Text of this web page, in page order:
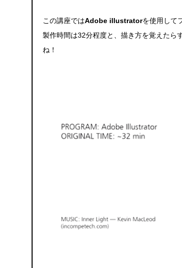
この講座ではAdobe illustratorを使用して
製作時間は32分程度と、描き方を覚えたら
ね！